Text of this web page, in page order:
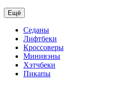
Ещё
Седаны
Лифтбеки
Кроссоверы
Минивэны
Хэтчбеки
Пикапы